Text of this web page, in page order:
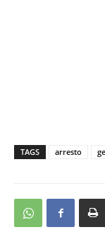
TAGS arresto